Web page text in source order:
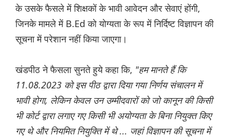
के उसके फैसले में शिक्षकों के भावी आवेदन और सेवाएं होंगी,
जिनके मामले में B.Ed को योग्यता के रूप में निर्दिष्ट विज्ञापन की
सूचना में परेशान नहीं किया जाएगा।
खंडपीठ ने फैसला सुनते हुये कहा कि, "हम मानते हैं कि
11.08.2023 को इस पीठ द्वारा दिया गया निर्णय संचालन में
भावी होगा, लेकिन केवल उन उम्मीदवारों को जो कानून की किसी
भी कोर्ट द्वारा लगाए गए किसी भी अयोग्यता के बिना नियुक्त किए
गए थे और नियमित नियुक्ति में थे ... जहां विज्ञापन की सूचना में